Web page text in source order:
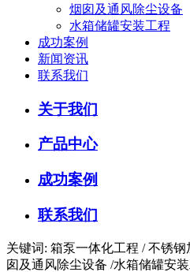
烟囱及通风除尘设备
水箱储罐安装工程
成功案例
新闻资讯
联系我们
关于我们
产品中心
成功案例
联系我们
关键词: 箱泵一体化工程 / 不锈
囱及通风除尘设备 /水箱储罐安